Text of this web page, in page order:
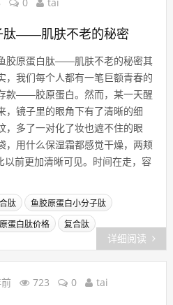
肽——肌肤不老的秘密
胶原蛋白肽——肌肤不老的秘密其
，我们每个人都有一笔巨额青春的
款——胶原蛋白。然而，某一天醒
，镜子里的眼角下有了清晰的细
，多了一对化了妆也遮不住的眼
，用什么保湿霜都感觉干燥，两颊
以前更加清晰可见。时间在走，容
肽 鱼胶原蛋白小分子肽
蛋白肽价格 复合肽
详细阅读
723 0 tai